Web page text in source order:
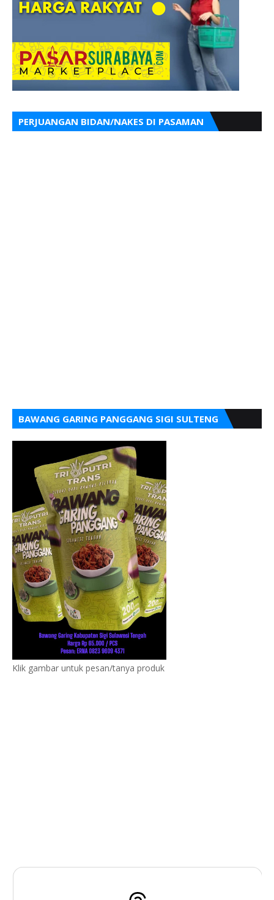
PERJUANGAN BIDAN/NAKES DI PASAMAN
BAWANG GARING PANGGANG SIGI SULTENG
Klik gambar untuk pesan/tanya produk